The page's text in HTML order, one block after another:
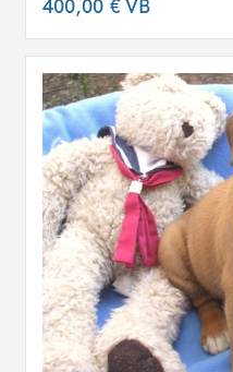
400,00 €VB